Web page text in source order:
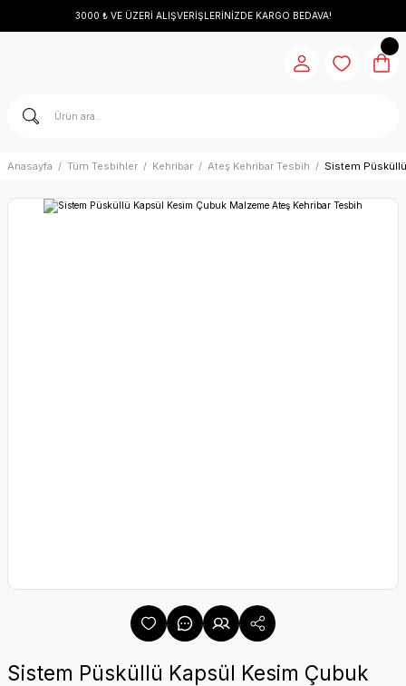
3000 ₺ VE ÜZERİ ALIŞVERİŞLERİNİZDE KARGO BEDAVA!
Anasayfa Tüm Tesbihler Kehribar Ateş Kehribar Tesbih Sistem
Sistem Püsküllü Kapsül Kesim Çubuk